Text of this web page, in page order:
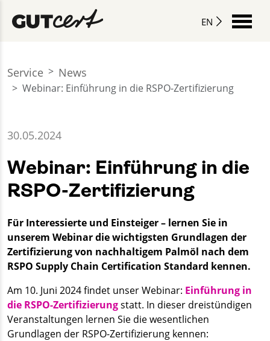
EN
Service News
Webinar: Einführung in die RSPO-Zertifizierung
30.05.2024
Webinar: Einführung in die
RSPO-Zertifizierung
Für Interessierte und Einsteiger – lernen Sie in
unserem Webinar die wichtigsten Grundlagen der
Zertifizierung von nachhaltigem Palmöl nach dem
RSPO Supply Chain Certification Standard kennen.
Am 10. Juni 2024 findet unser Webinar: Einführung in
die RSPO-Zertifizierungstatt. In dieser dreistündigen
Veranstaltungen lernen Sie die wesentlichen
Grundlagen der RSPO-Zertifizierung kennen: